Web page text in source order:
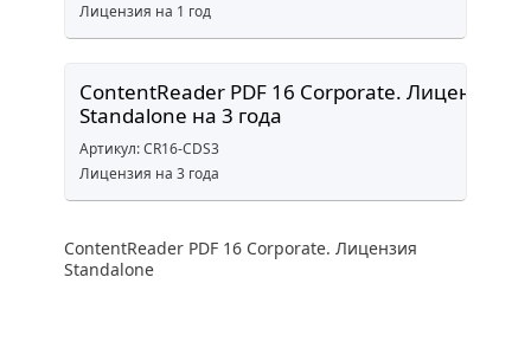
Лицензия на 1 год
ContentReader PDF 16 Corporate. Лицензия
Standalone на 3 года
Артикул: CR16-CDS3
Лицензия на 3 года
ContentReader PDF 16 Corporate. Лицензия
Standalone